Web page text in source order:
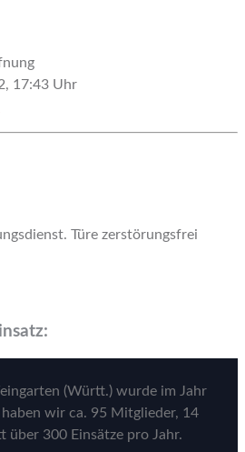
17:43 Uhr
Türe zerstörungsfrei
(Württ.) wurde im Jahr
wir ca. 95 Mitglieder, 14
über 300 Einsätze pro Jahr.